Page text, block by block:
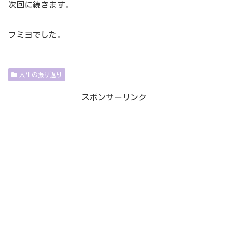
次回に続きます。
フミヨでした。
人生の振り返り
スポンサーリンク